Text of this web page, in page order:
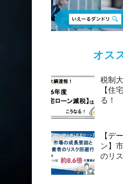
オス
税制
【住
る！
【デ
ン】
のリ